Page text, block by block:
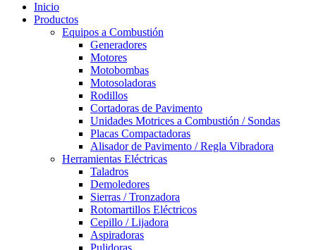
Inicio
Productos
Equipos a Combustión
Generadores
Motores
Motobombas
Motosoladoras
Rodillos
Cortadoras de Pavimento
Unidades Motrices a Combustión / Sondas
Placas Compactadoras
Alisador de Pavimento / Regla Vibradora
Herramientas Eléctricas
Taladros
Demoledores
Sierras / Tronzadora
Rotomartillos Eléctricos
Cepillo / Lijadora
Aspiradoras
Pulidoras